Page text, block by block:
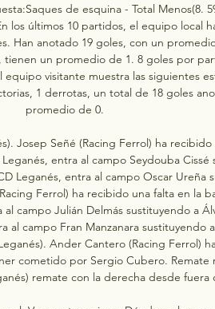
de esquina - Total Menos(8.
los últimos 10 partidos, el equipo local
Han anotado 19 goles, con un
tienen un promedio de 1. 8 goles por
visitante muestra las siguientes
1 derrotas, un total de 18 goles
promedio de 0.
Josep Señé (Racing Ferrol) ha
entra al campo Seydouba Cissé
Leganés, entra al campo Oscar Ureña
Ferrol) ha recibido una falta en la
campo Julián Delmás sustituyendo a
al campo Fran Manzanara sustituyendo
Ander Cantero (Racing Ferrol)
cometido por Sergio Cubero. Remate
remate con la derecha desde fuera